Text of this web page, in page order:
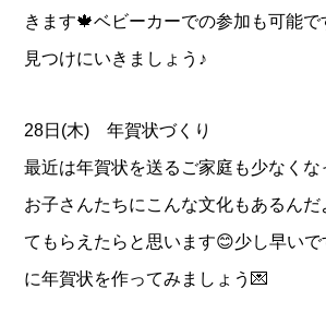
きます🍁ベビーカーでの参加も可能
見つけにいきましょう♪
28日(木) 年賀状づくり
最近は年賀状を送るご家庭も少なくな
お子さんたちにこんな文化もあるんだ
てもらえたらと思います😊少し早い
に年賀状を作ってみましょう💌